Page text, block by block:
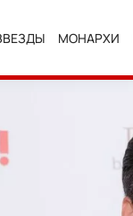
МОНАРХИ